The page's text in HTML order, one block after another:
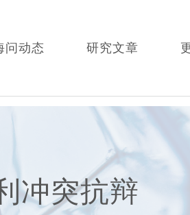
问动态 研究文章
冲突抗辩